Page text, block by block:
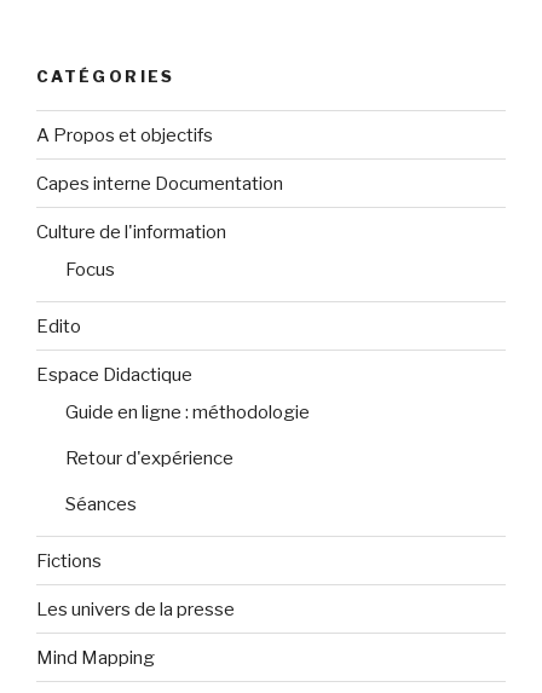
CATÉGORIES
A Propos et objectifs
Capes interne Documentation
Culture de l'information
Focus
Edito
Espace Didactique
Guide en ligne : méthodologie
Retour d'expérience
Séances
Fictions
Les univers de la presse
Mind Mapping